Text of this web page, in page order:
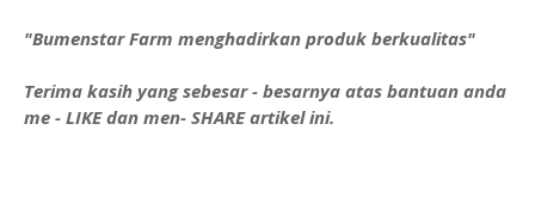
"Bumenstar Farm menghadirkan produk berkualitas"
Terima kasih yang sebesar - besarnya atas bantuan anda
me - LIKE dan men- SHARE artikel ini.